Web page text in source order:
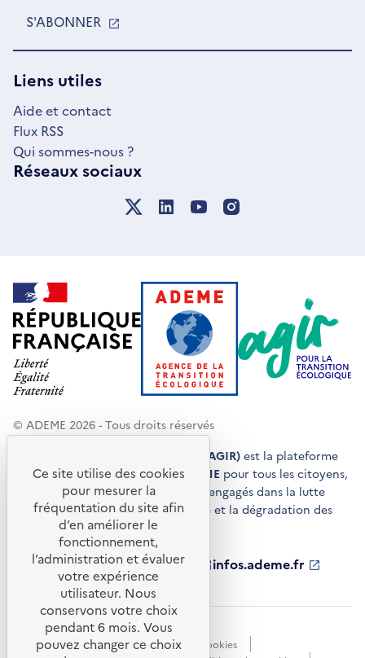
S'ABONNER
UNE
Liens utiles
Aide et contact
Flux RSS
Qui sommes-nous ?
Réseaux sociaux
© ADEME 2026 - Tous droits réservés
Agir pour la transition écologique (AGIR) est la plateforme
de conseils et de services de l'ADEME pour tous les citoyens,
acteurs économiques et territoires engagés dans la lutte
contre le réchauffement climatique et la dégradation des
ressources.
ademe.fr
S'ouvre
nouvelle
fenêtre
librairie.ademe.fr
S'ouvre
dans
une
nouvelle
fenêtre
infos.ademe.fr
S'ouvre
nouvelle
ademe.fr/presse
S'ouvre
nouvelle
fenêtre
Accessibilité : non conforme
Données personnelles
Gestion des cookies
Ce site utilise des cookies
pour mesurer la
fréquentation du site afin
d’en améliorer le
fonctionnement,
l’administration et évaluer
votre expérience
utilisateur. Nous
conservons votre choix
pendant 6 mois. Vous
pouvez changer ce choix